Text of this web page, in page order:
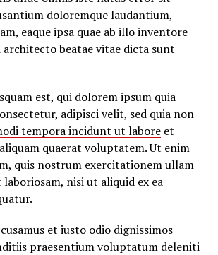
doloremque laudantium,
eaque ipsa quae ab illo inventore
beatae vitae dicta sunt
est, qui dolorem ipsum quia
adipisci velit, sed quia non
tempora incidunt ut labore et
quaerat voluptatem. Ut enim
quis nostrum exercitationem ullam
nisi ut aliquid ex ea
et iusto odio dignissimos
praesentium voluptatum deleniti